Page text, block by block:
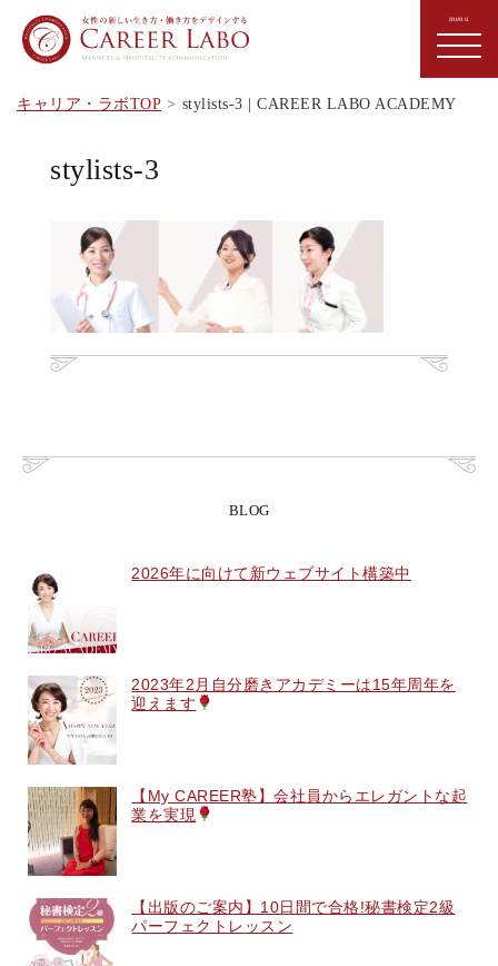
キャリア・ラボTOP stylists-3 | CAREER LABO ACADEMY
stylists-3
BLOG
2026年に向けて新ウェブサイト構築中
2023年2月自分磨きアカデミーは15年周年を
迎えます
【My CAREER塾】会社員からエレガントな起
業を実現
【出版のご案内】10日間で合格!秘書検定2級
パーフェクトレッスン